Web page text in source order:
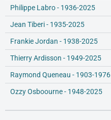
Philippe Labro - 1936-2025
Jean Tiberi - 1935-2025
Frankie Jordan - 1938-2025
Thierry Ardisson - 1949-2025
Raymond Queneau - 1903-1976
Ozzy Osboourne - 1948-2025